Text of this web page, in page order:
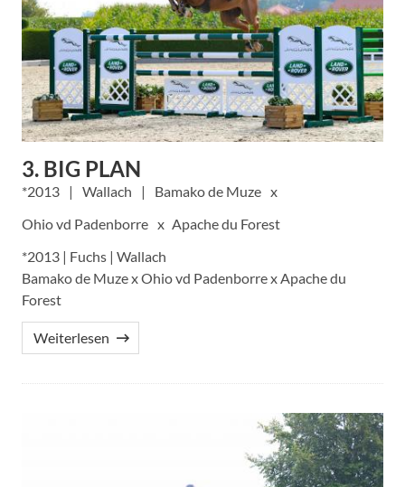
3. BIG PLAN
2013 Wallach
Bamako de Muze
Ohio vd Padenborre
Apache du Forest
*2013 | Fuchs | Wallach
Bamako de Muze x Ohio vd Padenborre x Apache du
Forest
Weiterlesen